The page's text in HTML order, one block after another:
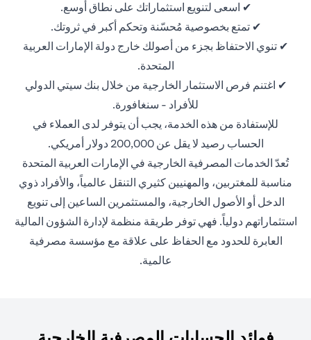
✔ اسعى لتنويع استثماراتك على نطاق أوسع.
✔ تمتع بخصوصية مُحسّنة وتحكم أكبر في ثروتك.
✔ تنوي الاحتفاظ بجزء من أصولك خارج دولة الإمارات العربية
المتحدة.
✔ اغتنم فرص الاستثمار الخارجية من خلال بنك سيتي الدولي
للأفراد - سنغافورة.
للإستفادة من هذه الخدمة، يجب أن يتوفر لدى العملاء في
الحساب رصيد لا يقل عن 200,000 دولار أمريكي.
تُعدّ الخدمات المصرفية الخارجية في الإمارات العربية المتحدة
مناسبة للمغتربين، والمهنيين كثيري التنقل عالمياً، والأفراد ذوي
الدخل أو الأصول الخارجية، والمستثمرين الساعين إلى تنويع
استثماراتهم دولياً. فهي توفر طريقة منظمة لإدارة الشؤون المالية
العابرة للحدود مع الحفاظ على علاقة مع مؤسسة مصرفية
عالمية.